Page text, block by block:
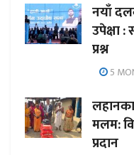
नयाँ
उपेक्षा
प्रश्न
5
मलम:
प्रदान